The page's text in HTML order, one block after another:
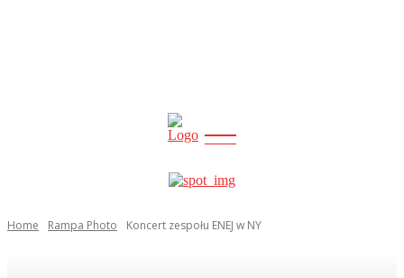
news
Home Rampa Photo Koncert zespołu ENEJ w NY